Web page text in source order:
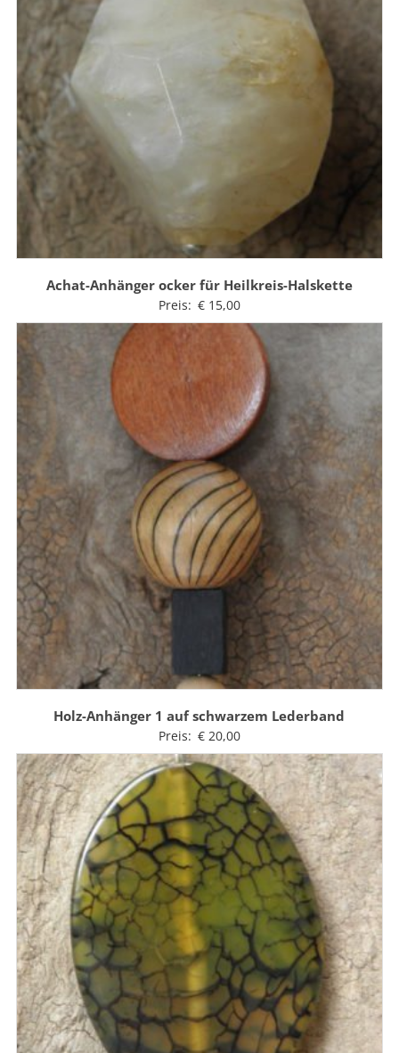
Achat-Anhänger ocker für Heilkreis-Halskette
Preis: €15,00
Holz-Anhänger 1 auf schwarzem Lederband
Preis: €20,00